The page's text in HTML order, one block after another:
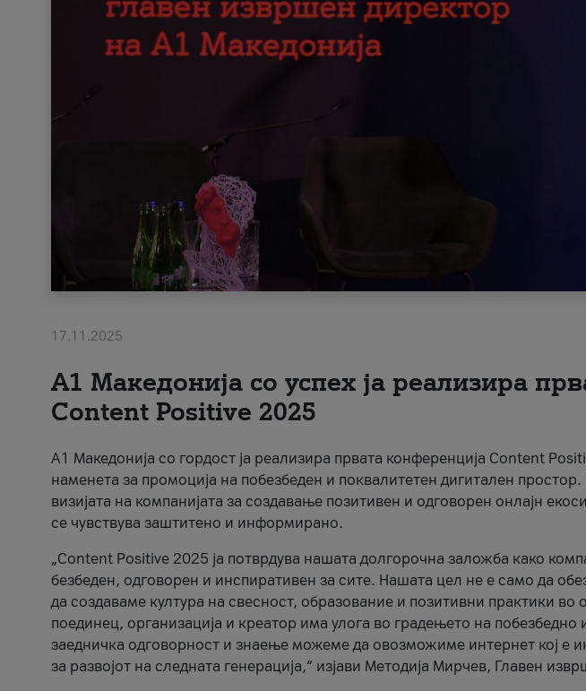
17.11.2025
А1 Македонија со успех ја реализира
Content Positive 2025
А1 Македонија со гордост ја реализира првата конференција Content
наменета за промоција на побезбеден и поквалитетен дигитален
визијата на компанијата за создавање позитивен и одговорен онлајн
се чувствува заштитено и информирано.
„Content Positive 2025 ја потврдува нашата долгорочна заложба како
безбеден, одговорен и инспиративен за сите. Нашата цел не е само да
да создаваме култура на свесност, образование и позитивни практики во
поединец, организација и креатор има улога во градењето на
заедничка одговорност и знаење можеме да овозможиме интернет кој е
за развојот на следната генерација,“ изјави Методија Мирчев, Главен